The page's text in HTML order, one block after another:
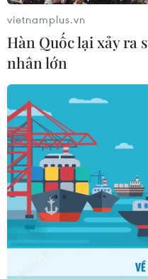
Triển lãm quốc
trụ lớn nhất từ
18/10/2021 09:03
Seoul ADEX 2021 sẽ có
quan chức quân sự và
thế giới, bao gồm cả bộ
công ty doanh nghiệp
vietnamplus.vn
Hàn Quốc lại xảy ra
nhân lớn